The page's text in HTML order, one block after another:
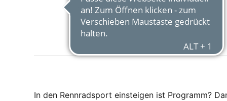
In den Rennradsport einsteigen ist Programm?